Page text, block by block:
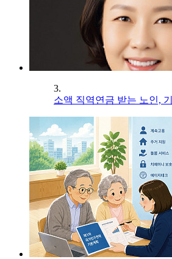
3.
소액 직역연금 받는 노인,